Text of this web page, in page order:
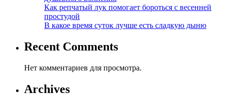
Как репчатый лук помогает бороться с весенней
простудой
В какое время суток лучше есть сладкую дыню
Recent Comments
Нет комментариев для просмотра.
Archives